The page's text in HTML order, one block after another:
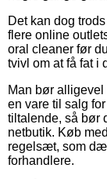
Det kan dog
flere online
oral cleaner før
tvivl om at få fat i
Man bør
en vare til salg
tiltalende, så bør
netbutik. Køb
regelsæt, som
forhandlere.